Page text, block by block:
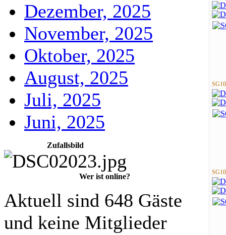
Dezember, 2025
November, 2025
Oktober, 2025
August, 2025
Juli, 2025
Juni, 2025
Zufallsbild
Wer ist online?
Aktuell sind 648 Gäste
und keine Mitglieder